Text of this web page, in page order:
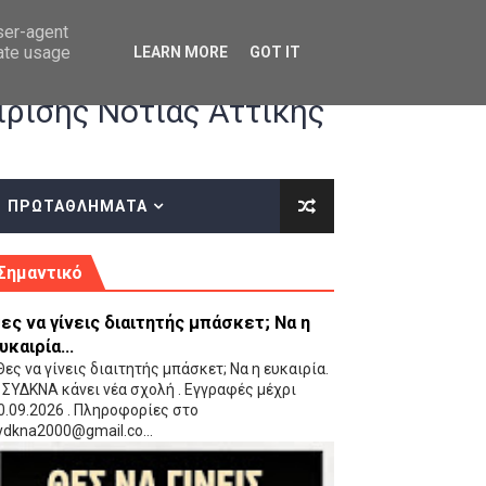
οδηγίες επί του ΚΑΝΟΝΙΣΜΟΥ ΕΓΓΡΑΦΩΝ-ΜΕΤΑΓΡΑΦΩΝ ΤΗΣ
(VIDEO)
Νότιας Αττικής
ΠΡΩΤΑΘΛΗΜΑΤΑ
να γίνεις διαιτητής μπάσκετ; Να η
να γίνεις διαιτητής μπάσκετ; Να η ευκαιρία.
κάνει νέα σχολή . Εγγραφές μέχρι
. Πληροφορίες στο
agent
usage
LEARN MORE GOT IT